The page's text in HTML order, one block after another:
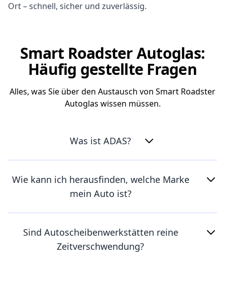
Ort – schnell, sicher und zuverlässig.
Smart Roadster Autoglas:
Häufig gestellte Fragen
Alles, was Sie über den Austausch von Smart Roadster
Autoglas wissen müssen.
Was ist ADAS?
Wie kann ich herausfinden, welche Marke
mein Auto ist?
Sind Autoscheibenwerkstätten reine
Zeitverschwendung?